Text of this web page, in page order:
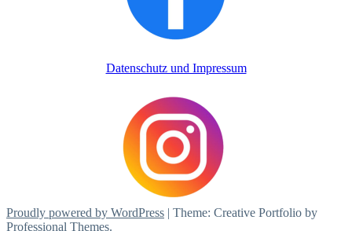
Datenschutz und Impressum
Proudly powered by WordPress | Theme: Creative Portfolio by
Professional Themes.